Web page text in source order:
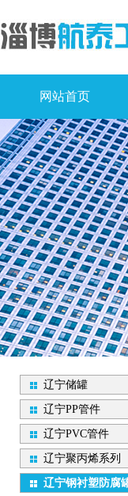
网站首页
辽宁储罐
辽宁PP管件
辽宁PVC管件
辽宁聚丙烯系列
辽宁钢衬塑防腐